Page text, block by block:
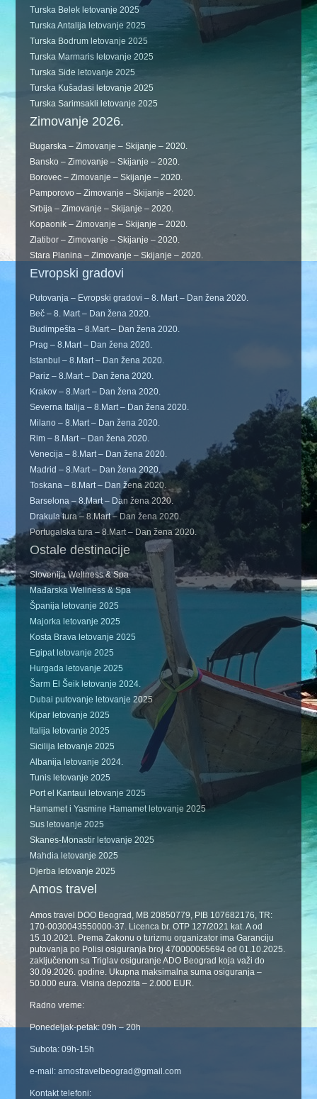
Turska Belek letovanje 2025
Turska Antalija letovanje 2025
Turska Bodrum letovanje 2025
Turska Marmaris letovanje 2025
Turska Side letovanje 2025
Turska Kušadasi letovanje 2025
Turska Sarimsakli letovanje 2025
Zimovanje 2026.
Bugarska – Zimovanje – Skijanje – 2020.
Bansko – Zimovanje – Skijanje – 2020.
Borovec – Zimovanje – Skijanje – 2020.
Pamporovo – Zimovanje – Skijanje – 2020.
Srbija – Zimovanje – Skijanje – 2020.
Kopaonik – Zimovanje – Skijanje – 2020.
Zlatibor – Zimovanje – Skijanje – 2020.
Stara Planina – Zimovanje – Skijanje – 2020.
Evropski gradovi
Putovanja – Evropski gradovi – 8. Mart – Dan žena 2020.
Beč – 8. Mart – Dan žena 2020.
Budimpešta – 8.Mart – Dan žena 2020.
Prag – 8.Mart – Dan žena 2020.
Istanbul – 8.Mart – Dan žena 2020.
Pariz – 8.Mart – Dan žena 2020.
Krakov – 8.Mart – Dan žena 2020.
Severna Italija – 8.Mart – Dan žena 2020.
Milano – 8.Mart – Dan žena 2020.
Rim – 8.Mart – Dan žena 2020.
Venecija – 8.Mart – Dan žena 2020.
Madrid – 8.Mart – Dan žena 2020.
Toskana – 8.Mart – Dan žena 2020.
Barselona – 8.Mart – Dan žena 2020.
Drakula tura – 8.Mart – Dan žena 2020.
Portugalska tura – 8.Mart – Dan žena 2020.
Ostale destinacije
Slovenija Wellness & Spa
Mađarska Wellness & Spa
Španija letovanje 2025
Majorka letovanje 2025
Kosta Brava letovanje 2025
Egipat letovanje 2025
Hurgada letovanje 2025
Šarm El Šeik letovanje 2024.
Dubai putovanje letovanje 2025
Kipar letovanje 2025
Italija letovanje 2025
Sicilija letovanje 2025
Albanija letovanje 2024.
Tunis letovanje 2025
Port el Kantaui letovanje 2025
Hamamet i Yasmine Hamamet letovanje 2025
Sus letovanje 2025
Skanes-Monastir letovanje 2025
Mahdia letovanje 2025
Djerba letovanje 2025
Amos travel
Amos travel DOO Beograd, MB 20850779, PIB 107682176, TR:
170-0030043550000-37. Licenca br. OTP 127/2021 kat. A od
15.10.2021. Prema Zakonu o turizmu organizator ima Garanciju
putovanja po Polisi osiguranja broj 470000065694 od 01.10.2025.
zaključenom sa Triglav osiguranje ADO Beograd koja važi do
30.09.2026. godine. Ukupna maksimalna suma osiguranja –
50.000 eura. Visina depozita – 2.000 EUR.
Radno vreme:
Ponedeljak-petak: 09h – 20h
Subota: 09h-15h
e-mail: amostravelbeograd@gmail.com
Kontakt telefoni: